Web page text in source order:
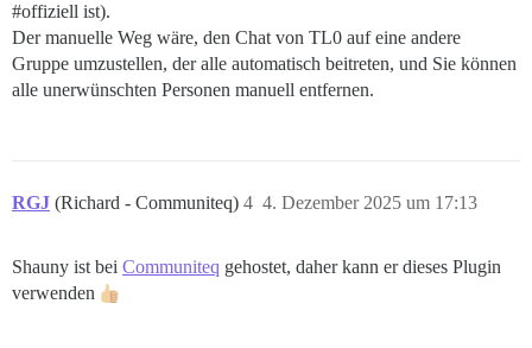
#offiziell ist).
Der manuelle Weg wäre, den Chat von TL0 auf eine andere
Gruppe umzustellen, der alle automatisch beitreten, und Sie können
alle unerwünschten Personen manuell entfernen.
RGJ (Richard - Communiteq) 4. Dezember 2025 um 17:13
4
Shauny ist bei Communiteq gehostet, daher kann er dieses Plugin
verwenden